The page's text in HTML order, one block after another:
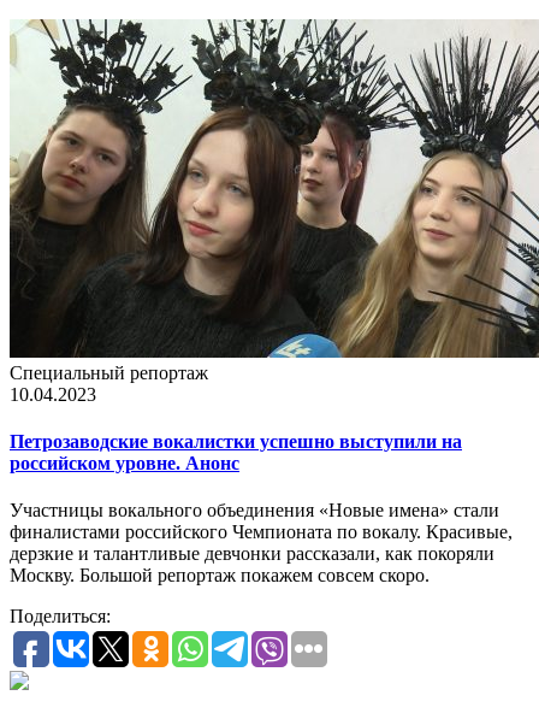
Специальный репортаж
10.04.2023
Петрозаводские вокалистки успешно выступили на
российском уровне. Анонс
Участницы вокального объединения «Новые имена» стали
финалистами российского Чемпионата по вокалу. Красивые,
дерзкие и талантливые девчонки рассказали, как покоряли
Москву. Большой репортаж покажем совсем скоро.
Поделиться: